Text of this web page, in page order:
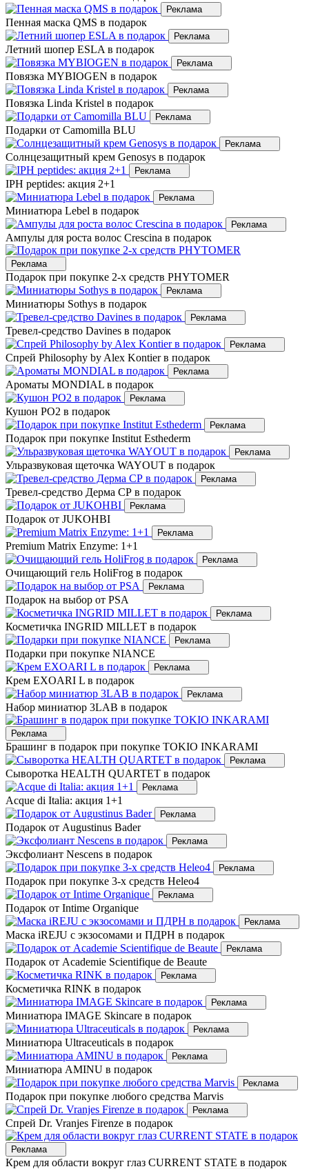
Реклама
Пенная маска QMS в подарок
Реклама
Летний шопер ESLA в подарок
Реклама
Повязка MYBIOGEN в подарок
Реклама
Повязка Linda Kristel в подарок
Реклама
Подарки от Camomilla BLU
Реклама
Солнцезащитный крем Genosys в подарок
Реклама
IPH peptides: акция 2+1
Реклама
Миниатюра Lebel в подарок
Реклама
Ампулы для роста волос Crescina в подарок
Реклама
Подарок при покупке 2-х средств PHYTOMER
Реклама
Миниатюры Sothys в подарок
Реклама
Тревел-средство Davines в подарок
Реклама
Спрей Philosophy by Alex Kontier в подарок
Реклама
Ароматы MONDIAL в подарок
Реклама
Кушон РО2 в подарок
Реклама
Подарок при покупке Institut Esthederm
Реклама
Ульразвуковая щеточка WAYOUT в подарок
Реклама
Тревел-средство Дерма СР в подарок
Реклама
Подарок от JUKOHBI
Реклама
Premium Matrix Enzyme: 1+1
Реклама
Очищающий гель HoliFrog в подарок
Реклама
Подарок на выбор от PSA
Реклама
Косметичка INGRID MILLET в подарок
Реклама
Подарки при покупке NIANCE
Реклама
Крем EXOARI L в подарок
Реклама
Набор миниатюр 3LAB в подарок
Реклама
Брашинг в подарок при покупке TOKIO INKARAMI
Реклама
Сыворотка HEALTH QUARTET в подарок
Реклама
Acque di Italia: акция 1+1
Реклама
Подарок от Augustinus Bader
Реклама
Эксфолиант Nescens в подарок
Реклама
Подарок при покупке 3-х средств Heleo4
Реклама
Подарок от Intime Organique
Реклама
Маска iREJU с экзосомами и ПДРН в подарок
Реклама
Подарок от Academie Scientifique de Beaute
Реклама
Косметичка RINK в подарок
Реклама
Миниатюра IMAGE Skincare в подарок
Реклама
Миниатюра Ultraceuticals в подарок
Реклама
Миниатюра AMINU в подарок
Реклама
Подарок при покупке любого средства Marvis
Реклама
Спрей Dr. Vranjes Firenze в подарок
Реклама
Крем для области вокруг глаз CURRENT STATE в подарок